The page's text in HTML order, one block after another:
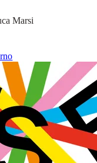
Marsi